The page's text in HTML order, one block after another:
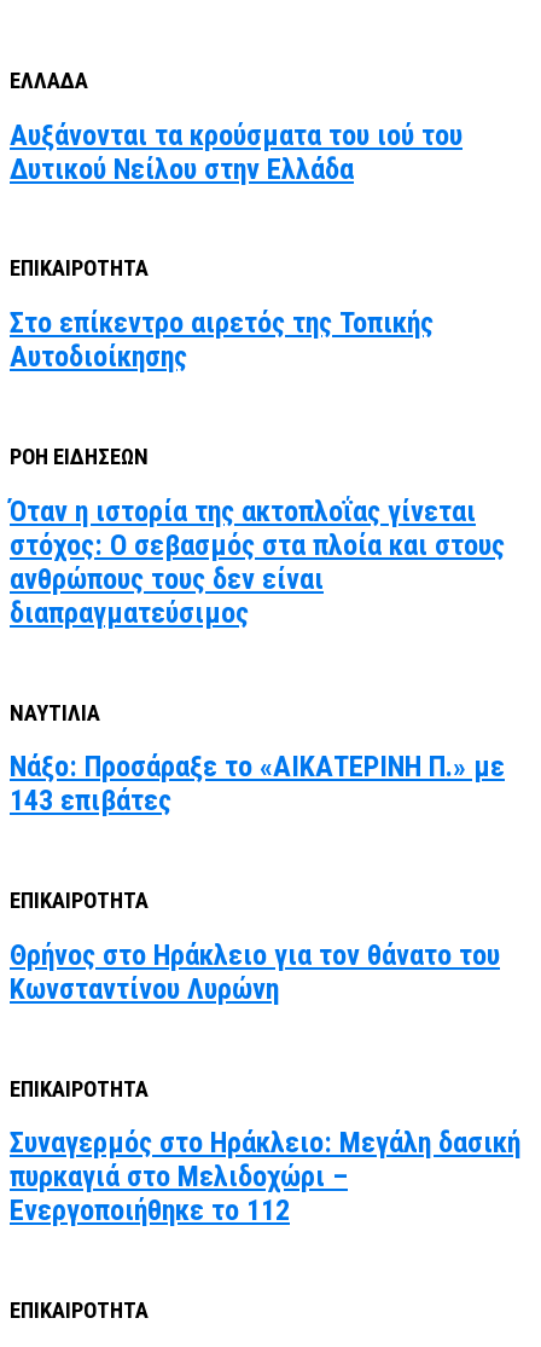
ΕΛΛΑΔΑ
Αυξάνονται τα κρούσματα του ιού του
Δυτικού Νείλου στην Ελλάδα
ΕΠΙΚΑΙΡΟΤΗΤΑ
Στο επίκεντρο αιρετός της Τοπικής
Αυτοδιοίκησης
ΡΟΗ ΕΙΔΗΣΕΩΝ
Όταν η ιστορία της ακτοπλοΐας γίνεται
στόχος: Ο σεβασμός στα πλοία και στους
ανθρώπους τους δεν είναι
διαπραγματεύσιμος
ΝΑΥΤΙΛΙΑ
Νάξο: Προσάραξε το «ΑΙΚΑΤΕΡΙΝΗ Π.» με
143 επιβάτες
ΕΠΙΚΑΙΡΟΤΗΤΑ
Θρήνος στο Ηράκλειο για τον θάνατο του
Κωνσταντίνου Λυρώνη
ΕΠΙΚΑΙΡΟΤΗΤΑ
Συναγερμός στο Ηράκλειο: Μεγάλη δασική
πυρκαγιά στο Μελιδοχώρι –
Ενεργοποιήθηκε το 112
ΕΠΙΚΑΙΡΟΤΗΤΑ